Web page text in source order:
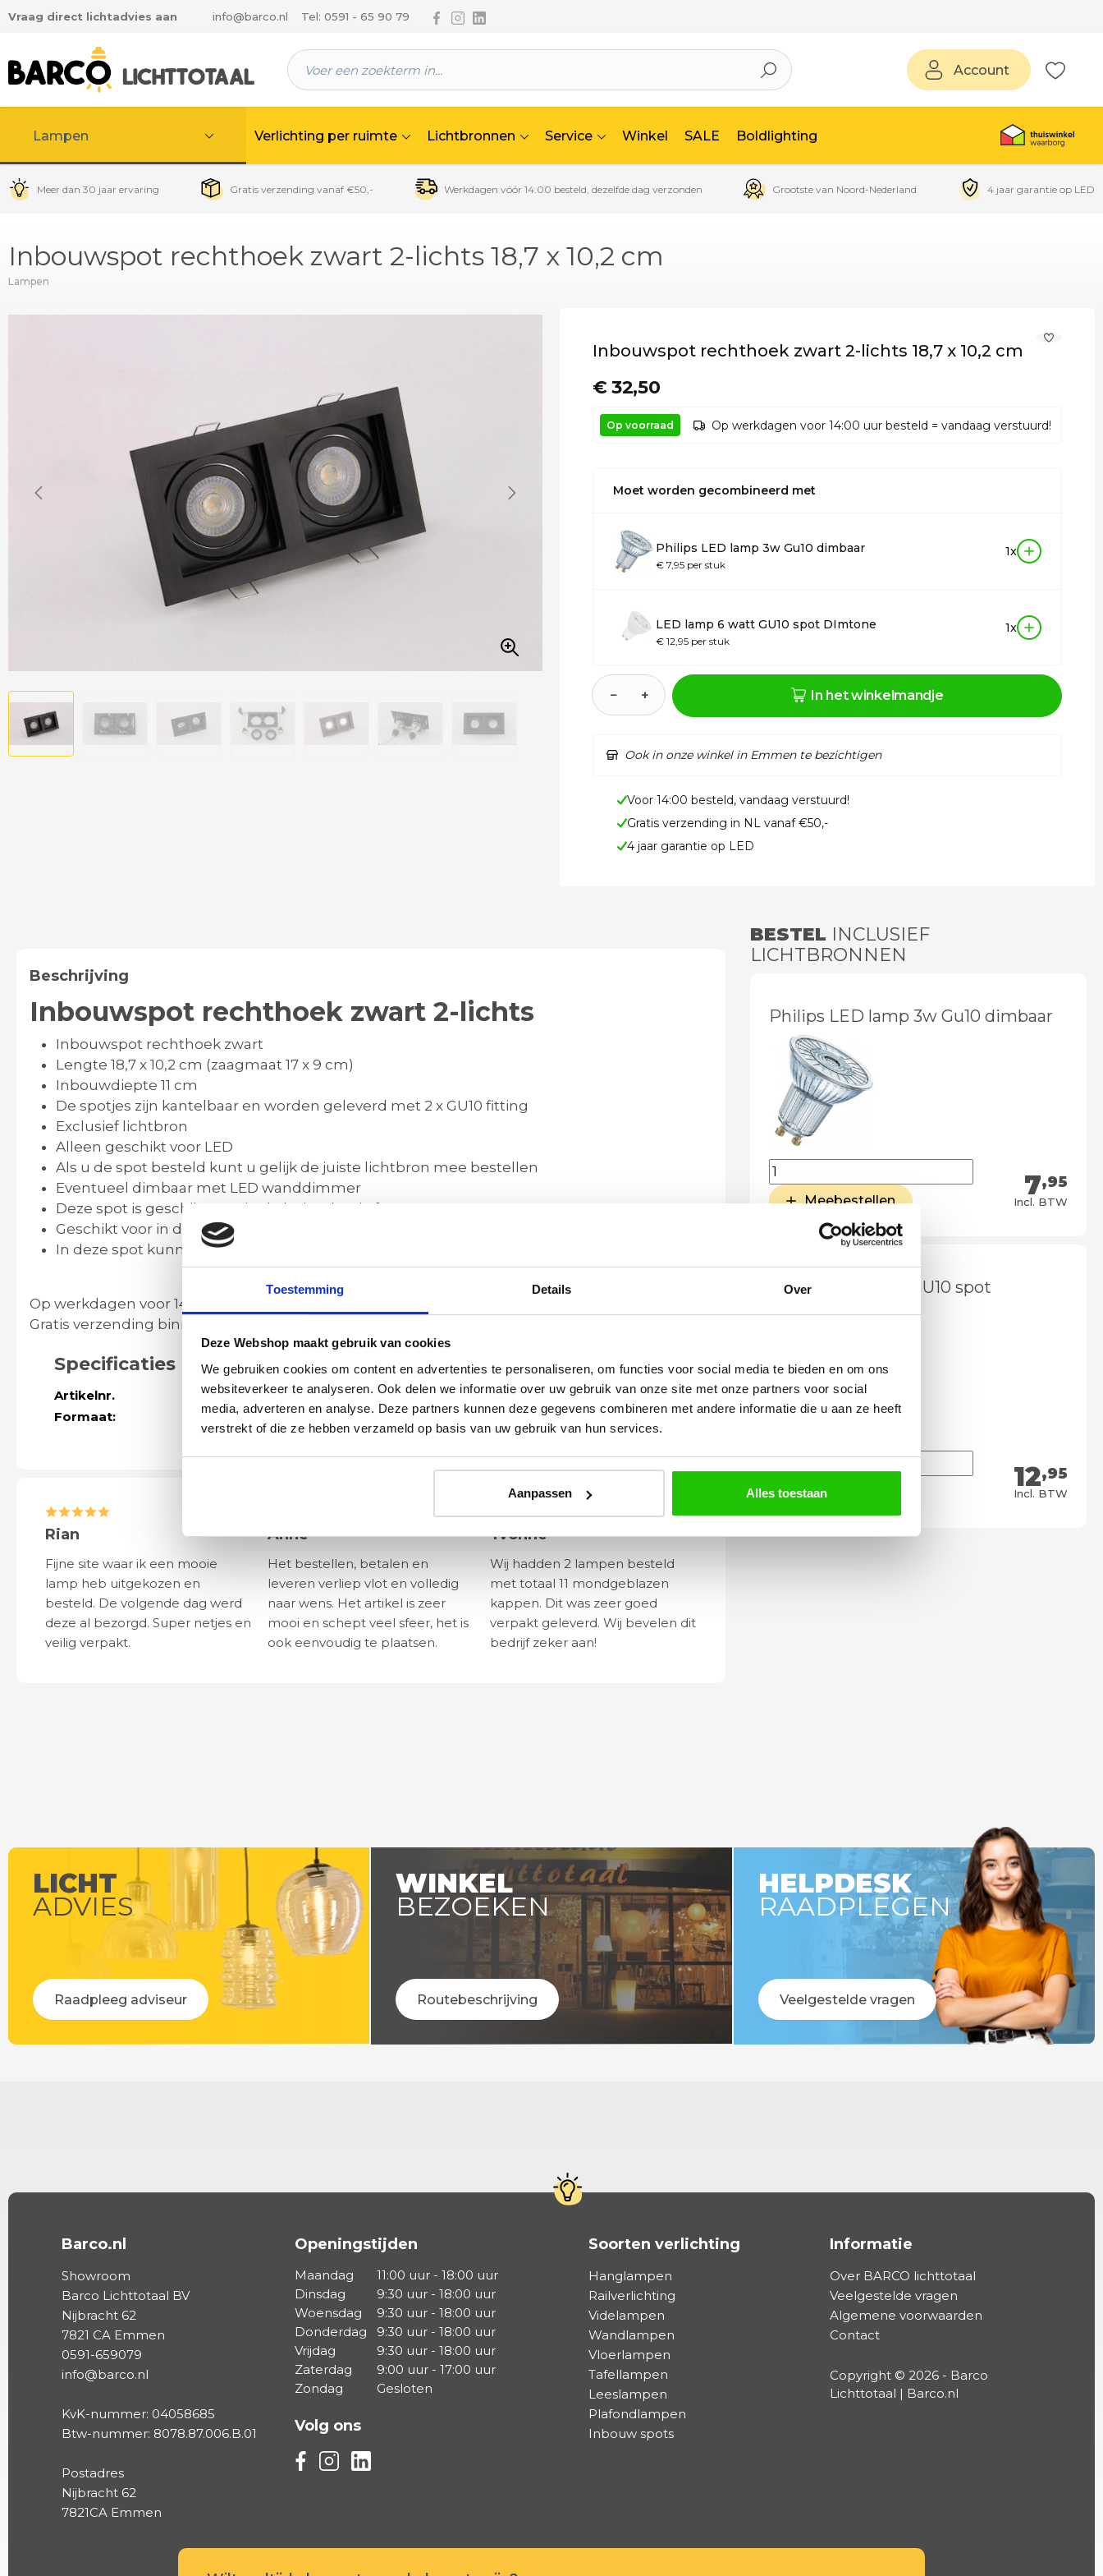
Toestemming Details Over
Deze Webshop maakt gebruik van cookies
We gebruiken cookies om content en advertenties te personaliseren, om functies voor social media te bieden en om ons
websiteverkeer te analyseren. Ook delen we informatie over uw gebruik van onze site met onze partners voor social
media, adverteren en analyse. Deze partners kunnen deze gegevens combineren met andere informatie die u aan ze heeft
verstrekt of die ze hebben verzameld op basis van uw gebruik van hun services.
Aanpassen Alles toestaan
hoofdinhoud
Vraag direct lichtadvies aan info@barco.nl Tel: 0591 - 65 90 79 Volg ons via Facebook
Volg ons via Instagram
Volg ons via Linkedin
Account
Lampen Verlichting per ruimte Lichtbronnen Service Winkel SALE Boldlighting
Meer dan 30 jaar ervaring Gratis verzending vanaf €50,- Werkdagen vóór 14:00 besteld, dezelfde dag verzonden Grootste van Noord-Nederland 4 jaar garantie op LED
Inbouwspot rechthoek zwart 2-lichts 18,7 x 10,2 cm
Lampen
Inbouwspot rechthoek zwart 2-lichts 18,7 x 10,2 cm
€ 32,50
Op voorraad Op werkdagen voor 14:00 uur besteld = vandaag verstuurd!
Moet worden gecombineerd met
Philips LED lamp 3w Gu10 dimbaar
€ 7,95 per stuk
1x
LED lamp 6 watt GU10 spot DImtone
€ 12,95 per stuk
1x
− + In het winkelmandje
Ook in onze winkel in Emmen te bezichtigen
Voor 14:00 besteld, vandaag verstuurd!
Gratis verzending in NL vanaf €50,-
4 jaar garantie op LED
Beschrijving
Inbouwspot rechthoek zwart 2-lichts
Inbouwspot rechthoek zwart
Lengte 18,7 x 10,2 cm (zaagmaat 17 x 9 cm)
Inbouwdiepte 11 cm
De spotjes zijn kantelbaar en worden geleverd met 2 x GU10 fitting
Exclusief lichtbron
Alleen geschikt voor LED
Als u de spot besteld kunt u gelijk de juiste lichtbron mee bestellen
Eventueel dimbaar met LED wanddimmer
Deze spot is geschikt voor in de buitenboei of carport
Geschikt voor in de badkamer* vraag naar de voorwaarden *
In deze spot kunnen ook LED 230v / 12v
Op werkdagen voor 14:00 uur besteld is altijd dezelfde dag verzonden.
Gratis verzending binnen Nederland en België voor bestellingen boven de € 40,-
Specificaties
Artikelnr.
42477
Formaat:
Lengte 18,7 x 10,2 cm | Zaagmaat 17 x 9 cm | Inbouwdiepte 11 cm
Rian
Fijne site waar ik een mooie
lamp heb uitgekozen en
besteld. De volgende dag werd
deze al bezorgd. Super netjes en
veilig verpakt.
Anne
Het bestellen, betalen en
leveren verliep vlot en volledig
naar wens. Het artikel is zeer
mooi en schept veel sfeer, het is
ook eenvoudig te plaatsen.
Yvonne
Wij hadden 2 lampen besteld
met totaal 11 mondgeblazen
kappen. Dit was zeer goed
verpakt geleverd. Wij bevelen dit
bedrijf zeker aan!
BESTEL INCLUSIEF
LICHTBRONNEN
Philips LED lamp 3w Gu10 dimbaar
7,95
Incl. BTW
Meebestellen
LED lamp 6 watt GU10 spot
12,95
Incl. BTW
Meebestellen
LICHT
ADVIES
Raadpleeg adviseur
WINKEL
BEZOEKEN
Routebeschrijving
HELPDESK
RAADPLEGEN
Veelgestelde vragen
Barco.nl
Showroom
Barco Lichttotaal BV
Nijbracht 62
7821 CA Emmen
0591-659079
info@barco.nl
KvK-nummer: 04058685
Btw-nummer: 8078.87.006.B.01
Postadres
Nijbracht 62
7821CA Emmen
Openingstijden
Maandag
11:00 uur - 18:00 uur
Dinsdag
9:30 uur - 18:00 uur
Woensdag
9:30 uur - 18:00 uur
Donderdag
9:30 uur - 18:00 uur
Vrijdag
9:30 uur - 18:00 uur
Zaterdag
9:00 uur - 17:00 uur
Zondag
Gesloten
Volg ons
Volg ons via Facebook
Volg ons via Instagram
Volg ons via Linkedin
Soorten verlichting
Hanglampen
Railverlichting
Videlampen
Wandlampen
Vloerlampen
Tafellampen
Leeslampen
Plafondlampen
Inbouw spots
Informatie
Over BARCO lichttotaal
Veelgestelde vragen
Algemene voorwaarden
Contact
Copyright © 2026 - Barco
Lichttotaal | Barco.nl